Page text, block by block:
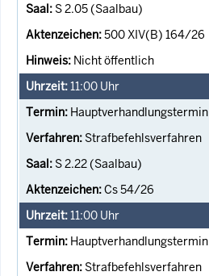
S 2.05 (Saalbau)
500 XIV(B) 164/26
Nicht öffentlich
11:00 Uhr
Hauptverhandlungstermin
Strafbefehlsverfahren
S 2.22 (Saalbau)
Cs 54/26
11:00 Uhr
Hauptverhandlungstermin
Strafbefehlsverfahren